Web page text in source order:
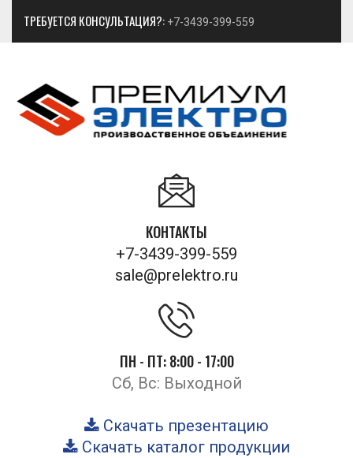
ТРЕБУЕТСЯ КОНСУЛЬТАЦИЯ?: +7-3439-399-559
КОНТАКТЫ
+7-3439-399-559
sale@prelektro.ru
ПН - ПТ: 8:00 - 17:00
Сб, Вс: Выходной
Скачать презентацию
Скачать каталог продукции